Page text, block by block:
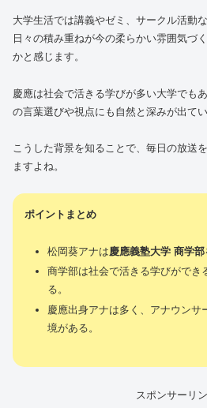
大学生活では講義やゼミ、サークル活動
日々の積み重ねが今の柔らかい雰囲気づ
かと感じます。
慶應は社会で活きる学びが多い大学でも
の言葉選びや視点にも自然と深みが出て
こうした背景を知ることで、毎日の放送
ますよね。
ポイントまとめ
松岡葵アナは慶應義塾大学 商学部
商学部は社会で活きる学びができ
る。
慶應出身アナは多く、アナウンサ
境がある。
スポンサーリ